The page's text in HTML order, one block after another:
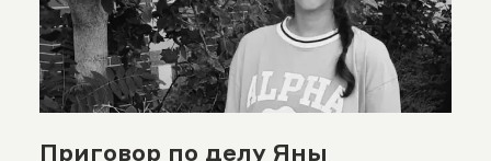
Приговор по делу Яны